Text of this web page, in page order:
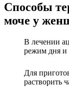
Способы
моче у
В лечении
режим дня и
Для
растворить